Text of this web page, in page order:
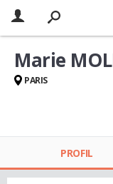
Marie
PARIS
PROFIL